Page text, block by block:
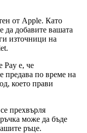
от Apple. Като
да добавите вашата
източници на
Pay е, че
предава по време на
което прави
прехвърля
може да бъде
ръце.